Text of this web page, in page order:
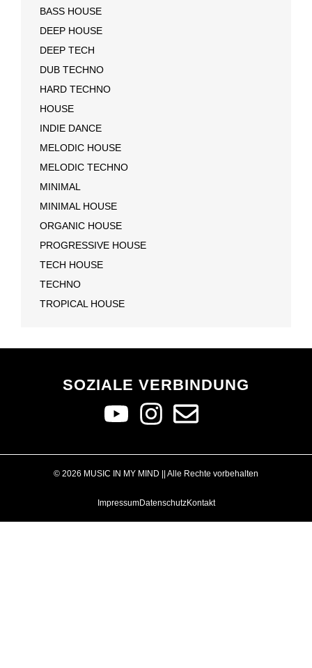
BASS HOUSE
DEEP HOUSE
DEEP TECH
DUB TECHNO
HARD TECHNO
HOUSE
INDIE DANCE
MELODIC HOUSE
MELODIC TECHNO
MINIMAL
MINIMAL HOUSE
ORGANIC HOUSE
PROGRESSIVE HOUSE
TECH HOUSE
TECHNO
TROPICAL HOUSE
SOZIALE VERBINDUNG
© 2026 MUSIC IN MY MIND || Alle Rechte vorbehalten
ImpressumDatenschutzKontakt